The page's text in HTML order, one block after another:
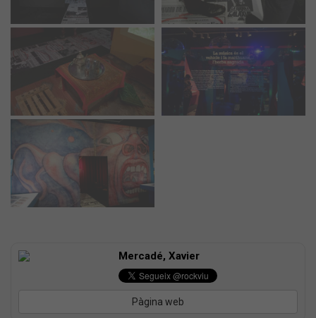
Mercadé, Xavier
Pàgina web